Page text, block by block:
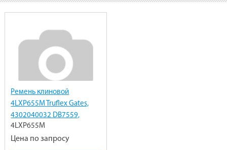
Ремень клиновой
4LXP655M Truflex Gates,
4302040032 DB7559,
DB7551, DB7651DA к
снегоуборщику Krotof
4LXP655M
Цена по запросу